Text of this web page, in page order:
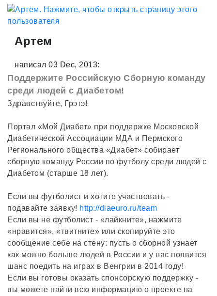
Артем
написал 03 Dec, 2013:
Поддержите Российскую Сборную команду
среди людей с Диабетом!
Здравствуйте, Грэтэ!
Портал «Мой Диабет» при поддержке Московской
Диабетической Ассоциации МДА и Пермского
Регионального общества «Диабет» собирает
сборную команду России по футболу среди людей с
Диабетом (старше 18 лет).
Если вы футболист и хотите участвовать -
подавайте заявку! http://diaeuro.ru/team
Если вы не футболист - «лайкните», нажмите
«нравится», «твитните» или скопируйте это
сообщение себе на стену: пусть о сборной узнает
как можно больше людей в России и у нас появится
шанс поедить на играх в Венгрии в 2014 году!
Если вы готовы оказать спонсорскую поддержку -
вы можете найти всю информацию о проекте на